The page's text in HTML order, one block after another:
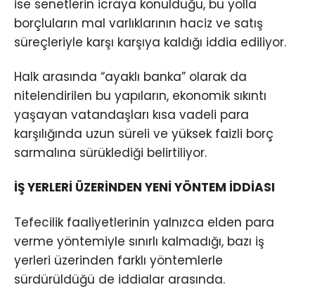
ise senetlerin icraya konulduğu, bu yolla
borçluların mal varlıklarının haciz ve satış
süreçleriyle karşı karşıya kaldığı iddia ediliyor.
Halk arasında “ayaklı banka” olarak da
nitelendirilen bu yapıların, ekonomik sıkıntı
yaşayan vatandaşları kısa vadeli para
karşılığında uzun süreli ve yüksek faizli borç
sarmalına sürüklediği belirtiliyor.
İŞ YERLERİ ÜZERİNDEN YENİ YÖNTEM İDDİASI
Tefecilik faaliyetlerinin yalnızca elden para
verme yöntemiyle sınırlı kalmadığı, bazı iş
yerleri üzerinden farklı yöntemlerle
sürdürüldüğü de iddialar arasında.